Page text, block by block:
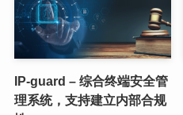
IP-guard – 综合终端安全管
理系统，支持建立内部合规